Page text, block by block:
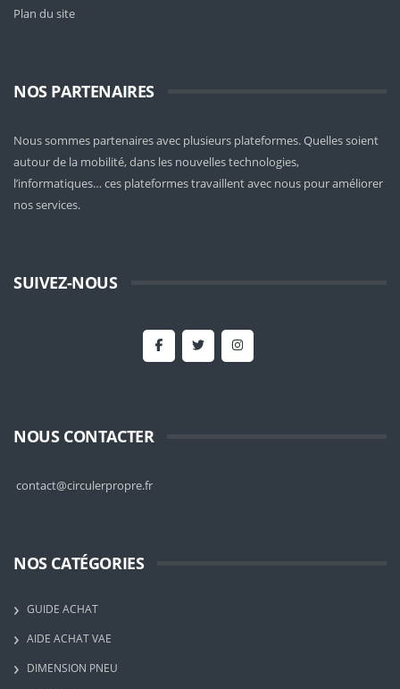
Plan du site
NOS PARTENAIRES
Nous sommes partenaires avec plusieurs plateformes. Quelles soient
autour de la mobilité, dans les nouvelles technologies,
l’informatiques… ces plateformes travaillent avec nous pour améliorer
nos services.
SUIVEZ-NOUS
NOUS CONTACTER
contact@circulerpropre.fr
NOS CATÉGORIES
GUIDE ACHAT
AIDE ACHAT VAE
DIMENSION PNEU